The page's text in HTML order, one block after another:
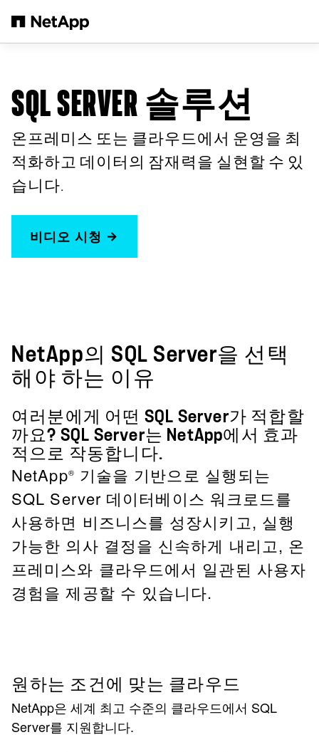
SQL SERVER 솔루션
온프레미스 또는 클라우드에서 운영을 최
적화하고 데이터의 잠재력을 실현할 수 있
습니다.
비디오 시청
NetApp의 SQL Server을 선택
해야 하는 이유
여러분에게 어떤 SQL Server가 적합할
까요? SQL Server는 NetApp에서 효과
적으로 작동합니다.
NetApp® 기술을 기반으로 실행되는
SQL Server 데이터베이스 워크로드를
사용하면 비즈니스를 성장시키고, 실행
가능한 의사 결정을 신속하게 내리고, 온
프레미스와 클라우드에서 일관된 사용자
경험을 제공할 수 있습니다.
원하는 조건에 맞는 클라우드
NetApp은 세계 최고 수준의 클라우드에서 SQL
Server를 지원합니다.